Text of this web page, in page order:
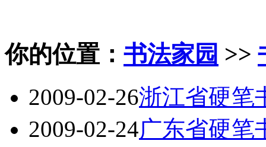
你的位置： 书法家园 >>
2009-02-26浙江省硬笔
2009-02-24广东省硬笔